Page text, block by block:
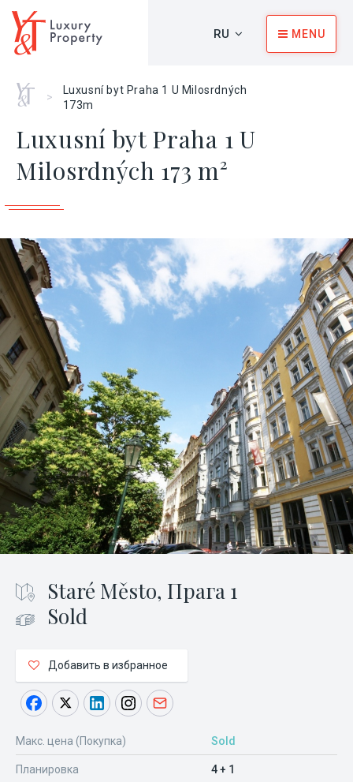
RU MENU
Главная
>
Luxusní byt Praha 1 U Milosrdných
173m
Luxusní byt Praha 1 U
Milosrdných 173 m²
Staré Město, Прага 1
Sold
Добавить в избранное
Макс. цена (Покупка) Sold
Планировка 4 + 1